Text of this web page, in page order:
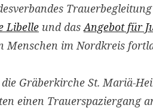
Libelle und das Angebot für
Menschen im Nordkreis
Gräberkirche St. Mariä-
einen Trauerspaziergang